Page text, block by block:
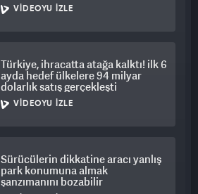
VIDEOYU İZLE
Türkiye, ihracatta atağa kalktı! ilk 6
ayda hedef ülkelere 94 milyar
dolarlık satış gerçekleşti
VIDEOYU İZLE
Sürücülerin dikkatine aracı yanlış
park konumuna almak
şanzımanını bozabilir